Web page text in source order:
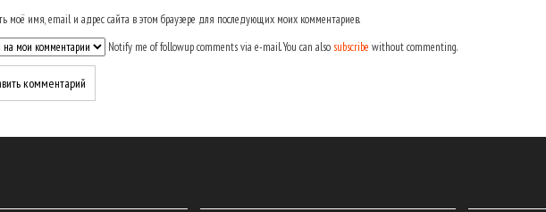
моё имя, email и адрес сайта в этом браузере для последующих моих комментариев.
Notify me of followup comments via e-mail. You can also subscribe without commenting.